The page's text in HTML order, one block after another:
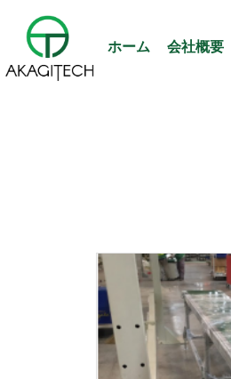
ホーム 会社概要